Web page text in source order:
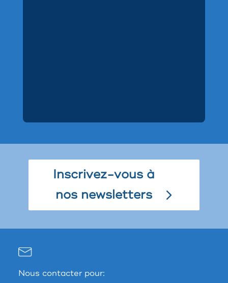
Inscrivez-vous à
nos newsletters
Nous contacter pour: